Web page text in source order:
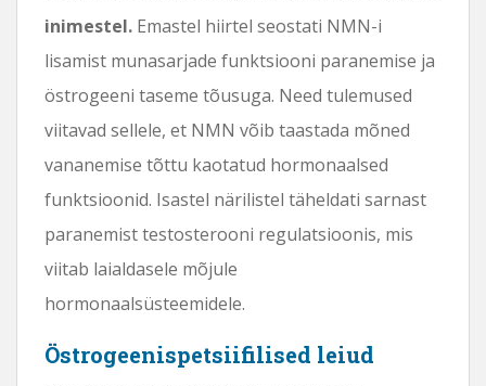
inimestel. Emastel hiirtel seostati NMN-i
lisamist munasarjade funktsiooni paranemise ja
östrogeeni taseme tõusuga. Need tulemused
viitavad sellele, et NMN võib taastada mõned
vananemise tõttu kaotatud hormonaalsed
funktsioonid. Isastel närilistel täheldati sarnast
paranemist testosterooni regulatsioonis, mis
viitab laialdasele mõjule
hormonaalsüsteemidele.
Östrogeenispetsiifilised leiud